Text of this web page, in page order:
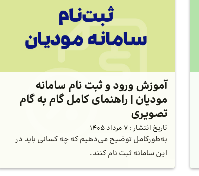
آموزش ورود و ثبت نام سامانه
مودیان | راهنمای کامل گام به گام
تصویری
تاریخ انتشار : 7 مرداد 1405
به‌طورکامل توضیح می‌دهیم که چه کسانی باید در
این سامانه ثبت نام کنند.